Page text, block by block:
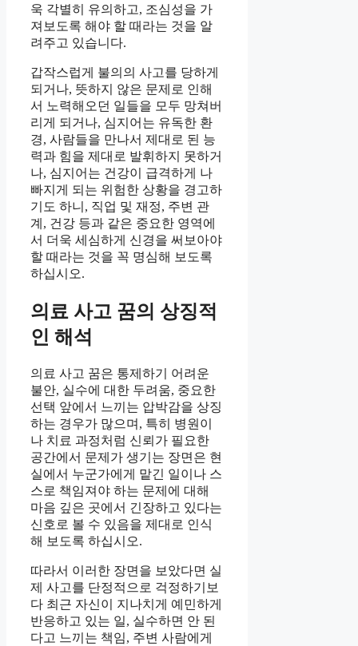
욱 각별히 유의하고, 조심성을 가
져보도록 해야 할 때라는 것을 알
려주고 있습니다.
갑작스럽게 불의의 사고를 당하게
되거나, 뜻하지 않은 문제로 인해
서 노력해오던 일들을 모두 망쳐버
리게 되거나, 심지어는 유독한 환
경, 사람들을 만나서 제대로 된 능
력과 힘을 제대로 발휘하지 못하거
나, 심지어는 건강이 급격하게 나
빠지게 되는 위험한 상황을 경고하
기도 하니, 직업 및 재정, 주변 관
계, 건강 등과 같은 중요한 영역에
서 더욱 세심하게 신경을 써보아야
할 때라는 것을 꼭 명심해 보도록
하십시오.
의료 사고 꿈의 상징적
인 해석
의료 사고 꿈은 통제하기 어려운
불안, 실수에 대한 두려움, 중요한
선택 앞에서 느끼는 압박감을 상징
하는 경우가 많으며, 특히 병원이
나 치료 과정처럼 신뢰가 필요한
공간에서 문제가 생기는 장면은 현
실에서 누군가에게 맡긴 일이나 스
스로 책임져야 하는 문제에 대해
마음 깊은 곳에서 긴장하고 있다는
신호로 볼 수 있음을 제대로 인식
해 보도록 하십시오.
따라서 이러한 장면을 보았다면 실
제 사고를 단정적으로 걱정하기보
다 최근 자신이 지나치게 예민하게
반응하고 있는 일, 실수하면 안 된
다고 느끼는 책임, 주변 사람에게